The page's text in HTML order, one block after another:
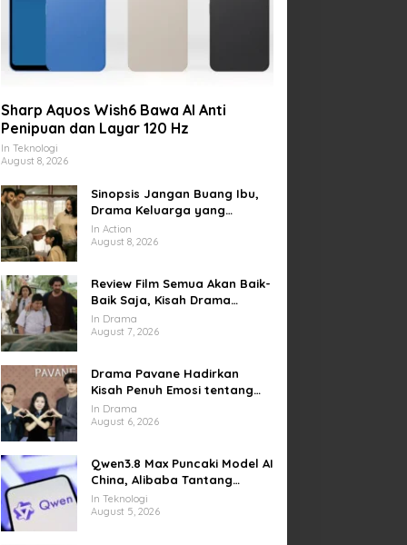
Sharp Aquos Wish6 Bawa AI Anti
Penipuan dan Layar 120 Hz
In Teknologi
August 8, 2026
Sinopsis Jangan Buang Ibu,
Drama Keluarga yang
Menyentuh tentang Kasih
Sayang dan Bakti kepada
In Action
August 8, 2026
Review Film Semua Akan Baik-
Baik Saja, Kisah Drama
Keluarga yang Sarat Makna
tentang Kehilangan dan
In Drama
August 7, 2026
Drama Pavane Hadirkan
Kisah Penuh Emosi tentang
Cinta, Penyesalan, dan
Kesempatan Memulai Kembali
In Drama
August 6, 2026
Qwen3.8 Max Puncaki Model AI
China, Alibaba Tantang
Pemain Global
In Teknologi
August 5, 2026